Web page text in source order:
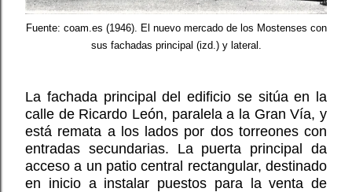
Fuente: coam.es (1946). El nuevo mercado de los Mostenses con
sus fachadas principal (izd.) y lateral.
La fachada principal del edificio se sitúa en la
calle de Ricardo León, paralela a la Gran Vía, y
está remata a los lados por dos torreones con
entradas secundarias. La puerta principal da
acceso a un patio central rectangular, destinado
en inicio a instalar puestos para la venta de